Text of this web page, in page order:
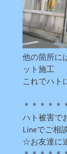
他の箇所に
ット施工
これでハト
＊＊＊＊＊
ハト被害で
Lineでご
☆お友達に